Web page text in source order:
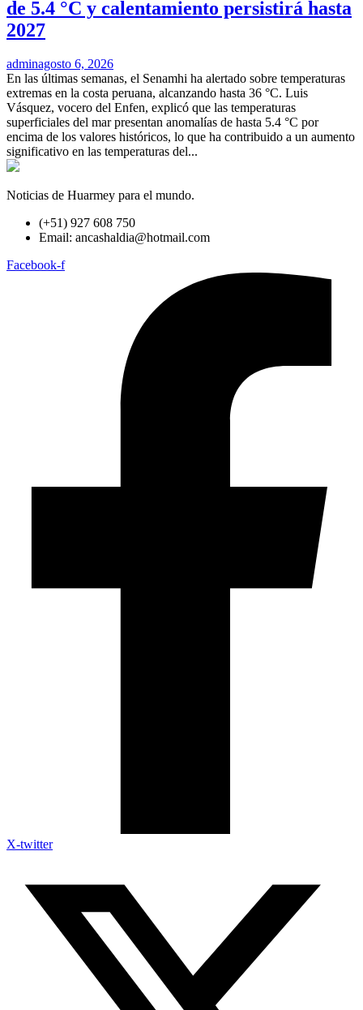
de 5.4 °C y calentamiento persistirá hasta
2027
adminagosto 6, 2026
En las últimas semanas, el Senamhi ha alertado sobre temperaturas
extremas en la costa peruana, alcanzando hasta 36 °C. Luis
Vásquez, vocero del Enfen, explicó que las temperaturas
superficiales del mar presentan anomalías de hasta 5.4 °C por
encima de los valores históricos, lo que ha contribuido a un aumento
significativo en las temperaturas del...
Noticias de Huarmey para el mundo.
(+51) 927 608 750
Email: ancashaldia@hotmail.com
Facebook-f
X-twitter